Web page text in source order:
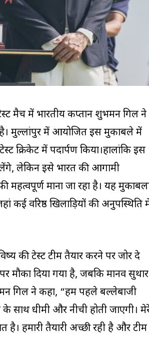
मैच में भारतीय कप्तान शुभमन गिल ने
मुल्लांपुर में आयोजित इस मुकाबले में
क्रिकेट में पदार्पण किया।हालांकि इस
लेकिन इसे भारत की आगामी
महत्वपूर्ण माना जा रहा है। यह
कई वरिष्ठ खिलाड़ियों की अनुपस्थिति
की टेस्ट टीम तैयार करने पर जोर दे
मौका दिया गया है, जबकि मानव सुथार
गिल ने कहा, “हम पहले बल्लेबाजी
साथ धीमी और नीची होती जाएगी।
हमारी तैयारी अच्छी रही है और टीम